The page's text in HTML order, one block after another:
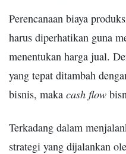
Perencanaan biaya
harus diperhatikan guna
menentukan harga jual.
yang tepat ditambah
bisnis, maka cash flow
Terkadang dalam
strategi yang dijalankan